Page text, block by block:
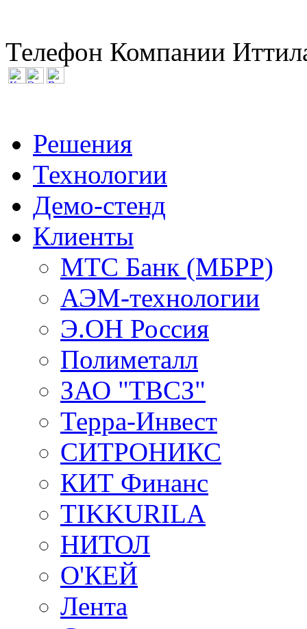
Телефон Компании
Решения
Технологии
Демо-стенд
Клиенты
МТС Банк (МБРР)
АЭМ-технологии
Э.ОН Россия
Полиметалл
ЗАО "ТВСЗ"
Терра-Инвест
СИТРОНИКС
КИТ Финанс
TIKKURILA
НИТОЛ
О'КЕЙ
Лента